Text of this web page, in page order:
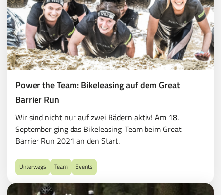
Power the Team: Bikeleasing auf dem Great
Barrier Run
Wir sind nicht nur auf zwei Rädern aktiv! Am 18.
September ging das Bikeleasing-Team beim Great
Barrier Run 2021 an den Start.
Unterwegs Team Events